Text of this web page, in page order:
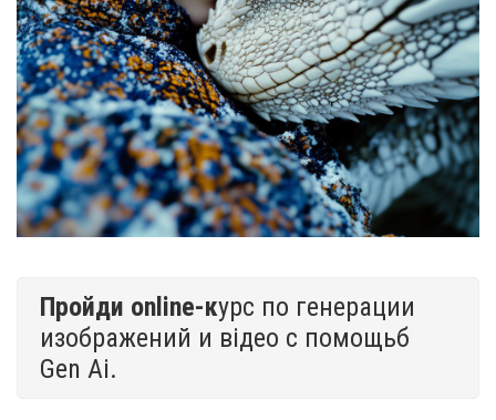
Пройди online-курс по генерации
изображений и відео с помощьб
Gen Ai.